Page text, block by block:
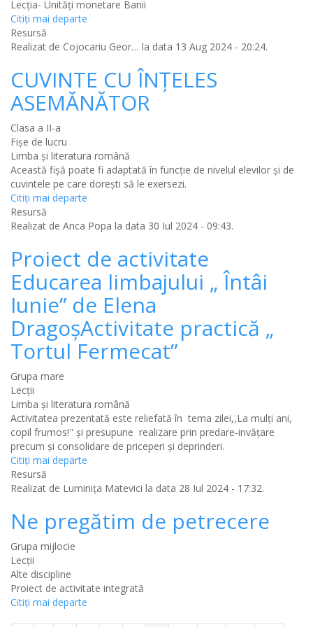
Lecția- Unități monetare Banii
Citiţi mai departe
Resursă
Realizat de Cojocariu Geor… la data 13 Aug 2024 - 20:24.
CUVINTE CU ÎNȚELES
ASEMĂNĂTOR
Clasa a II-a
Fișe de lucru
Limba şi literatura română
Această fișă poate fi adaptată în funcție de nivelul elevilor și de
cuvintele pe care dorești să le exersezi.
Citiţi mai departe
Resursă
Realizat de Anca Popa la data 30 Iul 2024 - 09:43.
Proiect de activitate
Educarea limbajului „ Întâi
Iunie” de Elena
DragoșActivitate practică „
Tortul Fermecat”
Grupa mare
Lecții
Limba şi literatura română
Activitatea prezentată este reliefată în tema zilei,,La mulți ani,
copil frumos!'' și presupune realizare prin predare-invățare
precum și consolidare de priceperi și deprinderi.
Citiţi mai departe
Resursă
Realizat de Luminița Matevici la data 28 Iul 2024 - 17:32.
Ne pregătim de petrecere
Grupa mijlocie
Lecții
Alte discipline
Proiect de activitate integrată
Citiţi mai departe
Paginație